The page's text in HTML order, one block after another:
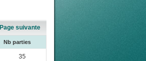
Page suivante
Nb parties
35